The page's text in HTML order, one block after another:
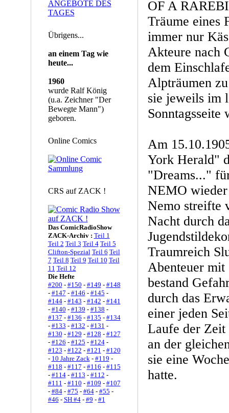
ANGEBOTE DES
TAGES
Übrigens...
an einem Tag wie
heute...
1960
wurde Ralf König
(u.a. Zeichner "Der
Bewegte Mann")
geboren.
Online Comics
CRS auf ZACK !
Das ComicRadioShow
ZACK-Archiv : Teil 1
Teil 2 Teil 3 Teil 4 Teil 5
Clifton-Spezial Teil 6 Teil
7 Teil 8 Teil 9 Teil 10 Teil
11 Teil 12
Die Hefte
#200 - #150 - #149 - #148
- #147 - #146 - #145 -
#144- #143 - #142 - #141
- #140 - #139 - #138 -
#137 - #136 - #135 - #134
- #133 - #132 - #131 -
#130 - #129 - #128 - #127
- #126 - #125 - #124-
#123 - #122 - #121 - #120
- 10 Jahre Zack- #119 -
#118 - #117 - #116 - #115
- #114- #113 - #112 -
#111 - #110 - #109 - #107
- #84- #75 - #64- #55 -
#46 - SH #4- #9 - #1
OF A
Träume eines
immer nur
Akteure nach
dem
Alpträumen
sie jeweils im
Sonntagsseite
Am
York Herald"
"Dreams..."
NEMO
Nemo streifte
Nacht durch
Traumreich
Abenteuer mit
bestand
durch das
einer jeden
Laufe der
an der
sie eine
hatte.